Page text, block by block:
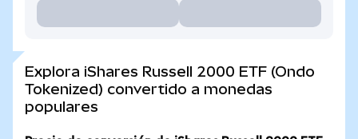
Explora iShares Russell 2000 ETF (Ondo
Tokenized) convertido a monedas
populares